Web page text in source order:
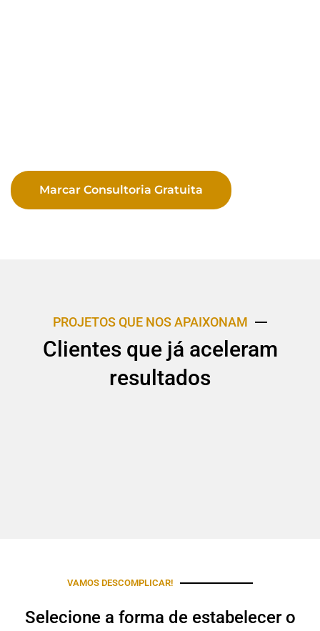
Marcar Consultoria Gratuita
PROJETOS QUE NOS APAIXONAM
Clientes que já aceleram
resultados
VAMOS DESCOMPLICAR!
Selecione a forma de estabelecer o